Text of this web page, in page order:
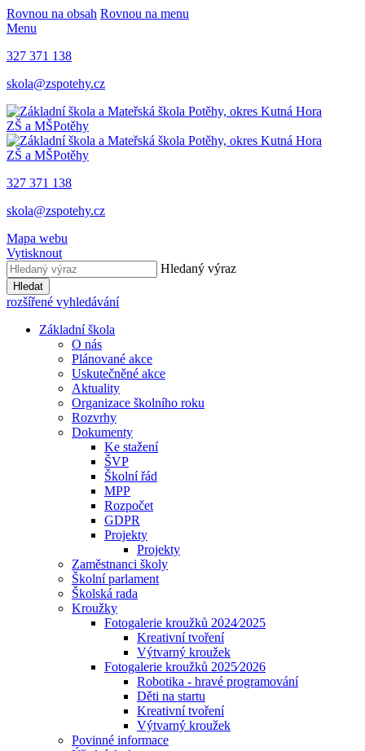
Rovnou na obsah Rovnou na menu
Menu
327 371 138
skola@zspotehy.cz
ZŠ a MŠPotěhy
ZŠ a MŠPotěhy
327 371 138
skola@zspotehy.cz
Mapa webu
Vytisknout
Hledaný výraz
Hledat
rozšířené vyhledávání
Základní škola
O nás
Plánované akce
Uskutečněné akce
Aktuality
Organizace školního roku
Rozvrhy
Dokumenty
Ke stažení
ŠVP
Školní řád
MPP
Rozpočet
GDPR
Projekty
Projekty
Zaměstnanci školy
Školní parlament
Školská rada
Kroužky
Fotogalerie kroužků 2024⁄2025
Kreativní tvoření
Výtvarný kroužek
Fotogalerie kroužků 2025⁄2026
Robotika - hravé programování
Děti na startu
Kreativní tvoření
Výtvarný kroužek
Povinné informace